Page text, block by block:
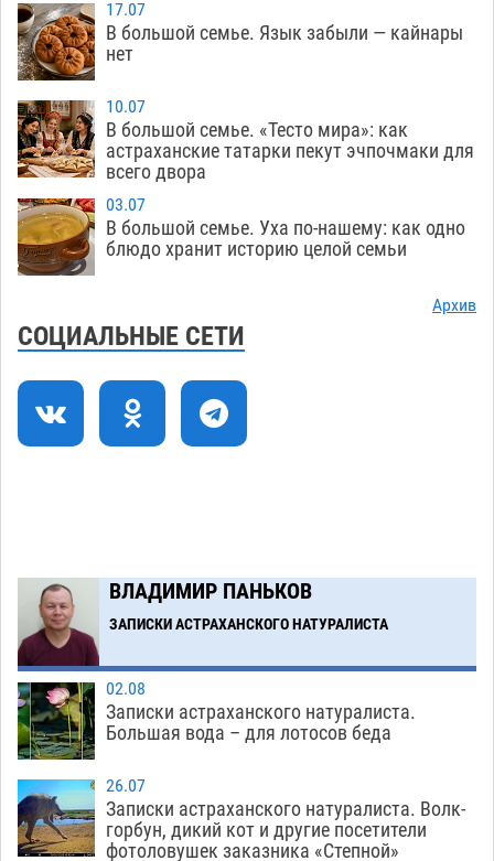
15:58
Астраханские пожарные поезда с начала года
десять раз выезжали на борьбу с огнем
15:14 Гость из Чечни утонул в реке под Астраханью
14:38
Попытка спасти знакомого привела трех
астраханок под уголовную статью
05.08
Тысяча четыреста астраханцев пересели на
поставил жителей перед непростым выбором
17.07
В большой семье. Язык забыли — кайнары
нет
10.07
В большой семье. «Тесто мира»: как
астраханские татарки пекут эчпочмаки для
всего двора
03.07
В большой семье. Уха по-нашему: как одно
блюдо хранит историю целой семьи
Архив
СОЦИАЛЬНЫЕ СЕТИ
ВЛАДИМИР ПАНЬКОВ
ЗАПИСКИ АСТРАХАНСКОГО НАТУРАЛИСТА
02.08
Записки астраханского натуралиста.
Большая вода – для лотосов беда
26.07
Записки астраханского натуралиста. Волк-
горбун, дикий кот и другие посетители
фотоловушек заказника «Степной»